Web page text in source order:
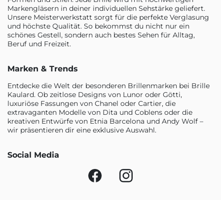
Markengläsern in deiner individuellen Sehstärke geliefert.
Unsere Meisterwerkstatt sorgt für die perfekte Verglasung
und höchste Qualität. So bekommst du nicht nur ein
schönes Gestell, sondern auch bestes Sehen für Alltag,
Beruf und Freizeit.
Marken & Trends
Entdecke die Welt der besonderen Brillenmarken bei Brille
Kaulard. Ob zeitlose Designs von Lunor oder Götti,
luxuriöse Fassungen von Chanel oder Cartier, die
extravaganten Modelle von Dita und Coblens oder die
kreativen Entwürfe von Etnia Barcelona und Andy Wolf –
wir präsentieren dir eine exklusive Auswahl.
Social Media